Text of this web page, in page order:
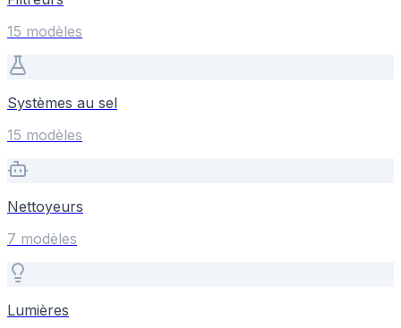
15 modèles
Systèmes au sel
15 modèles
Nettoyeurs
7 modèles
Lumières